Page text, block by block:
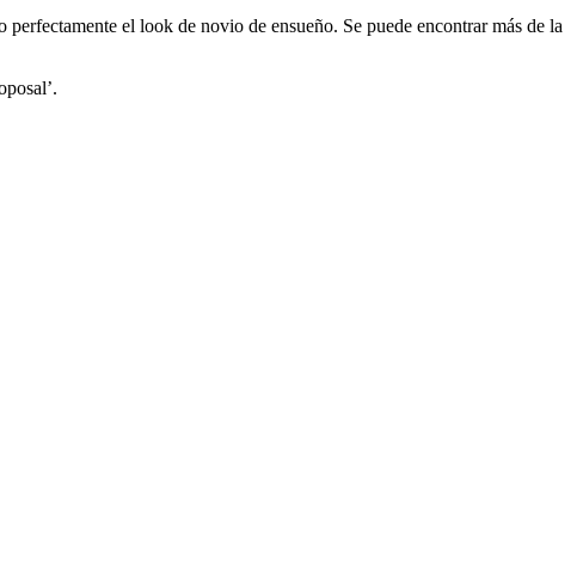
el look de novio de ensueño. Se puede encontrar más de la